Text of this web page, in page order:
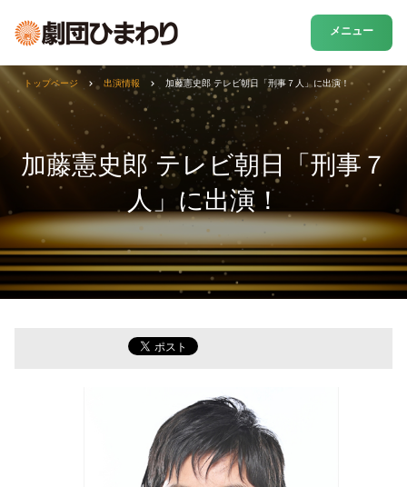
メニュー
加藤憲史郎 テレビ朝日「刑事７
人」に出演！
トップページ 出演情報 加藤憲史郎 テレビ朝日「刑事７人」に出演！